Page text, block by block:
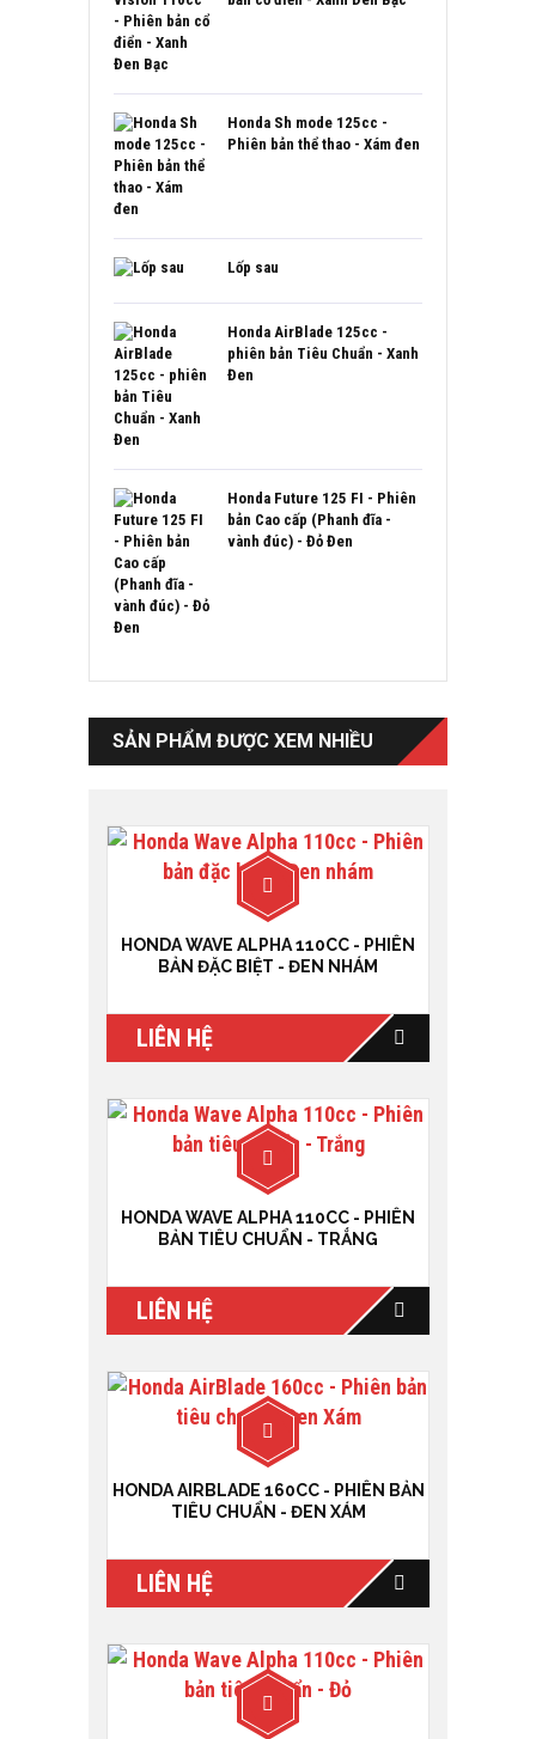
Honda Sh mode 125cc -
Phiên bản thể thao - Xám đen
Lốp sau
Honda AirBlade 125cc -
phiên bản Tiêu Chuẩn - Xanh
Đen
Honda Future 125 FI - Phiên
bản Cao cấp (Phanh đĩa -
vành đúc) - Đỏ Đen
SẢN PHẨM ĐƯỢC XEM NHIỀU
HONDA WAVE ALPHA 110CC - PHIÊN
BẢN ĐẶC BIỆT - ĐEN NHÁM
LIÊN HỆ
HONDA WAVE ALPHA 110CC - PHIÊN
BẢN TIÊU CHUẨN - TRẮNG
LIÊN HỆ
HONDA AIRBLADE 160CC - PHIÊN BẢN
TIÊU CHUẨN - ĐEN XÁM
LIÊN HỆ